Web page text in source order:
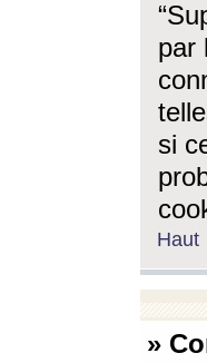
par
si
Haut
»